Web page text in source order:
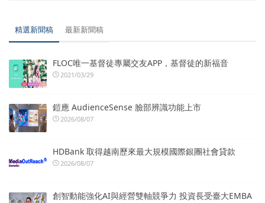
精選新聞稿 最新新聞稿
FLOC唯一基督徒專屬交友APP，基督徒的新福音
2021/03/29
鎧應 AudienceSense 臉部辨識功能上市
2026/08/07
HDBank 取得越南歷來最大規模國際銀團社會貸款
2026/08/07
創智動能強化AI與經營雙軸競爭力 投資長受臺大EMBA